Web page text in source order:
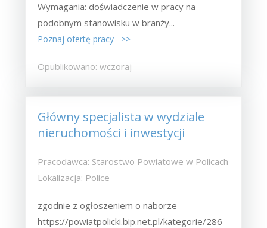
Wymagania: doświadczenie w pracy na
podobnym stanowisku w branży...
Poznaj ofertę pracy >>
Opublikowano: wczoraj
Główny specjalista w wydziale
nieruchomości i inwestycji
Pracodawca: Starostwo Powiatowe w Policach
Lokalizacja: Police
zgodnie z ogłoszeniem o naborze -
https://powiatpolicki.bip.net.pl/kategorie/286-